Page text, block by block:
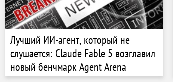
Лучший ИИ-агент, который не
слушается: Claude Fable 5 возглавил
новый бенчмарк Agent Arena